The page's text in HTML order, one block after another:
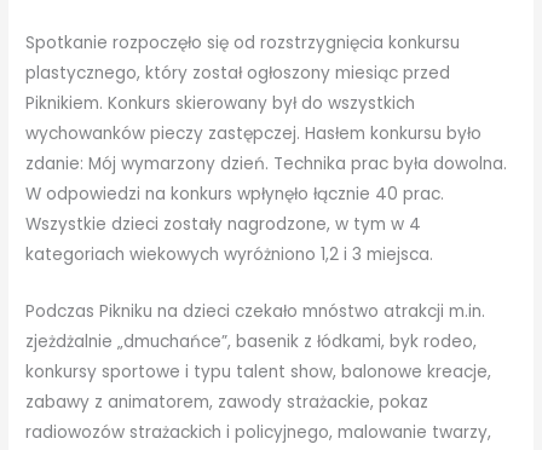
Spotkanie rozpoczęło się od rozstrzygnięcia konkursu
plastycznego, który został ogłoszony miesiąc przed
Piknikiem. Konkurs skierowany był do wszystkich
wychowanków pieczy zastępczej. Hasłem konkursu było
zdanie: Mój wymarzony dzień. Technika prac była dowolna.
W odpowiedzi na konkurs wpłynęło łącznie 40 prac.
Wszystkie dzieci zostały nagrodzone, w tym w 4
kategoriach wiekowych wyróżniono 1,2 i 3 miejsca.
Podczas Pikniku na dzieci czekało mnóstwo atrakcji m.in.
zjeżdżalnie „dmuchańce”, basenik z łódkami, byk rodeo,
konkursy sportowe i typu talent show, balonowe kreacje,
zabawy z animatorem, zawody strażackie, pokaz
radiowozów strażackich i policyjnego, malowanie twarzy,